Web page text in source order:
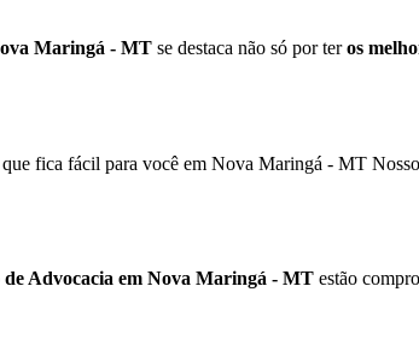
Maringá - MT se destaca não só por teros
que fica fácil para você em Nova Maringá - MT Nosso
Advocacia em Nova Maringá - MT estão